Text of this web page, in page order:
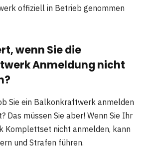
offiziell in Betrieb genommen
wenn Sie die
Anmeldung nicht
Sie ein Balkonkraftwerk anmelden
Das müssen Sie aber! Wenn Sie Ihr
Komplettset nicht anmelden, kann
und Strafen führen.